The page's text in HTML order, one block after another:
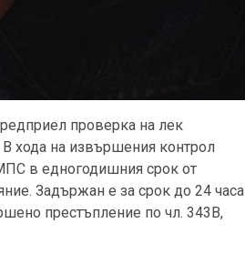
проверка на лек
хода на извършения контрол
в едногодишния срок от
Задържан е за срок до 24 часа
престъпление по чл. 343В,